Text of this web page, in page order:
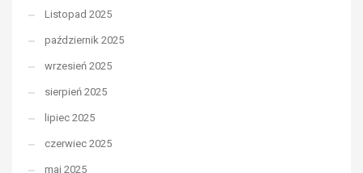
Listopad 2025
październik 2025
wrzesień 2025
sierpień 2025
lipiec 2025
czerwiec 2025
maj 2025